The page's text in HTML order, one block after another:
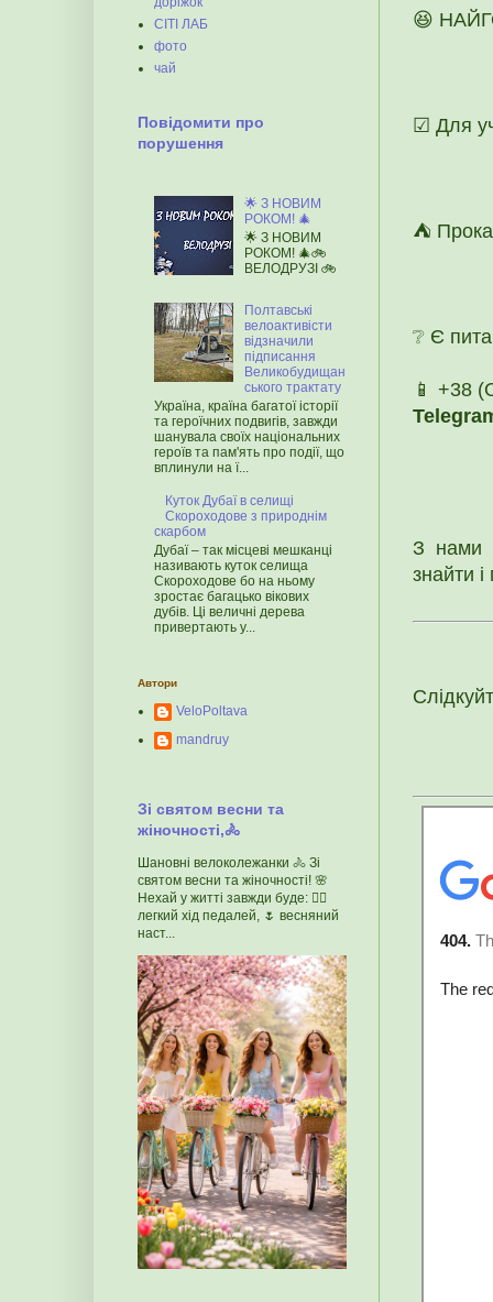
😆
☑ Для
⛺
❔ Є
📱 +38
З нами
знайти
СІТІ ЛАБ
фото
чай
Повідомити про
порушення
🌟 З НОВИМ
РОКОМ! 🎄
🌟 З НОВИМ
РОКОМ! 🎄🚲
ВЕЛОДРУЗІ 🚲
Полтавські
велоактивісти
відзначили
підписання
Великобудищан
ського трактату
Україна, країна багатої історії
та героїчних подвигів, завжди
шанувала своїх національних
героїв та пам'ять про події, що
вплинули на ї...
Куток Дубаї в селищі
Скороходове з природнім
скарбом
Дубаї – так місцеві мешканці
називають куток селища
Скороходове бо на ньому
зростає багацько вікових
дубів. Ці величні дерева
привертають у...
Автори
VeloPoltava
mandruy
Зі святом весни та
жіночності,🚴
Шановні велоколежанки 🚴 Зі
святом весни та жіночності! 🌸
Нехай у житті завжди буде: 🚴‍♀️
легкий хід педалей, 🌷 весняний
наст...